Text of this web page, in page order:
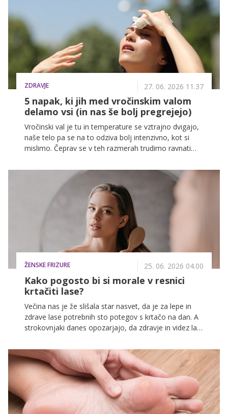
ZDRAVJE 27. 06. 2026 11.37
5 napak, ki jih med vročinskim valom
delamo vsi (in nas še bolj pregrejejo)
Vročinski val je tu in temperature se vztrajno dvigajo,
naše telo pa se na to odziva bolj intenzivno, kot si
mislimo. Čeprav se v teh razmerah trudimo ravnati
bolj pregrejejo.
ŽENSKE FRIZURE 25. 06. 2026 04.00
Kako pogosto bi si morale v resnici
krtačiti lase?
Večina nas je že slišala star nasvet, da je za lepe in
zdrave lase potrebnih sto potegov s krtačo na dan. A
strokovnjaki danes opozarjajo, da zdravje in videz las
od pravilne nege in zmernosti pri krtačenju.